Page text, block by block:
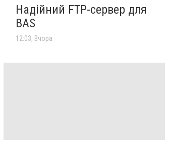
Надійний FTP-сервер для
BAS
12:03, Вчора